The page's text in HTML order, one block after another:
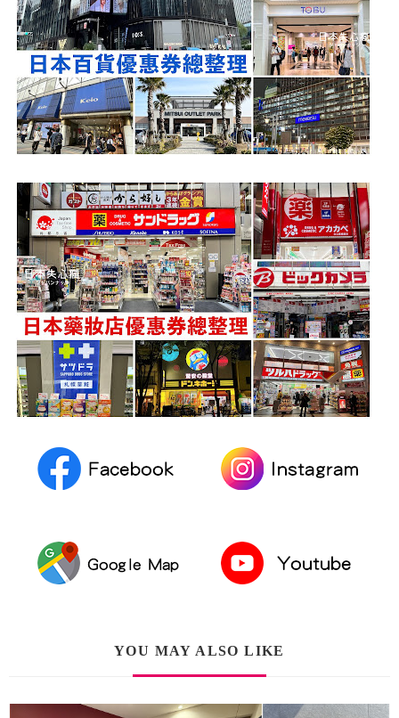
YOU MAY ALSO LIKE